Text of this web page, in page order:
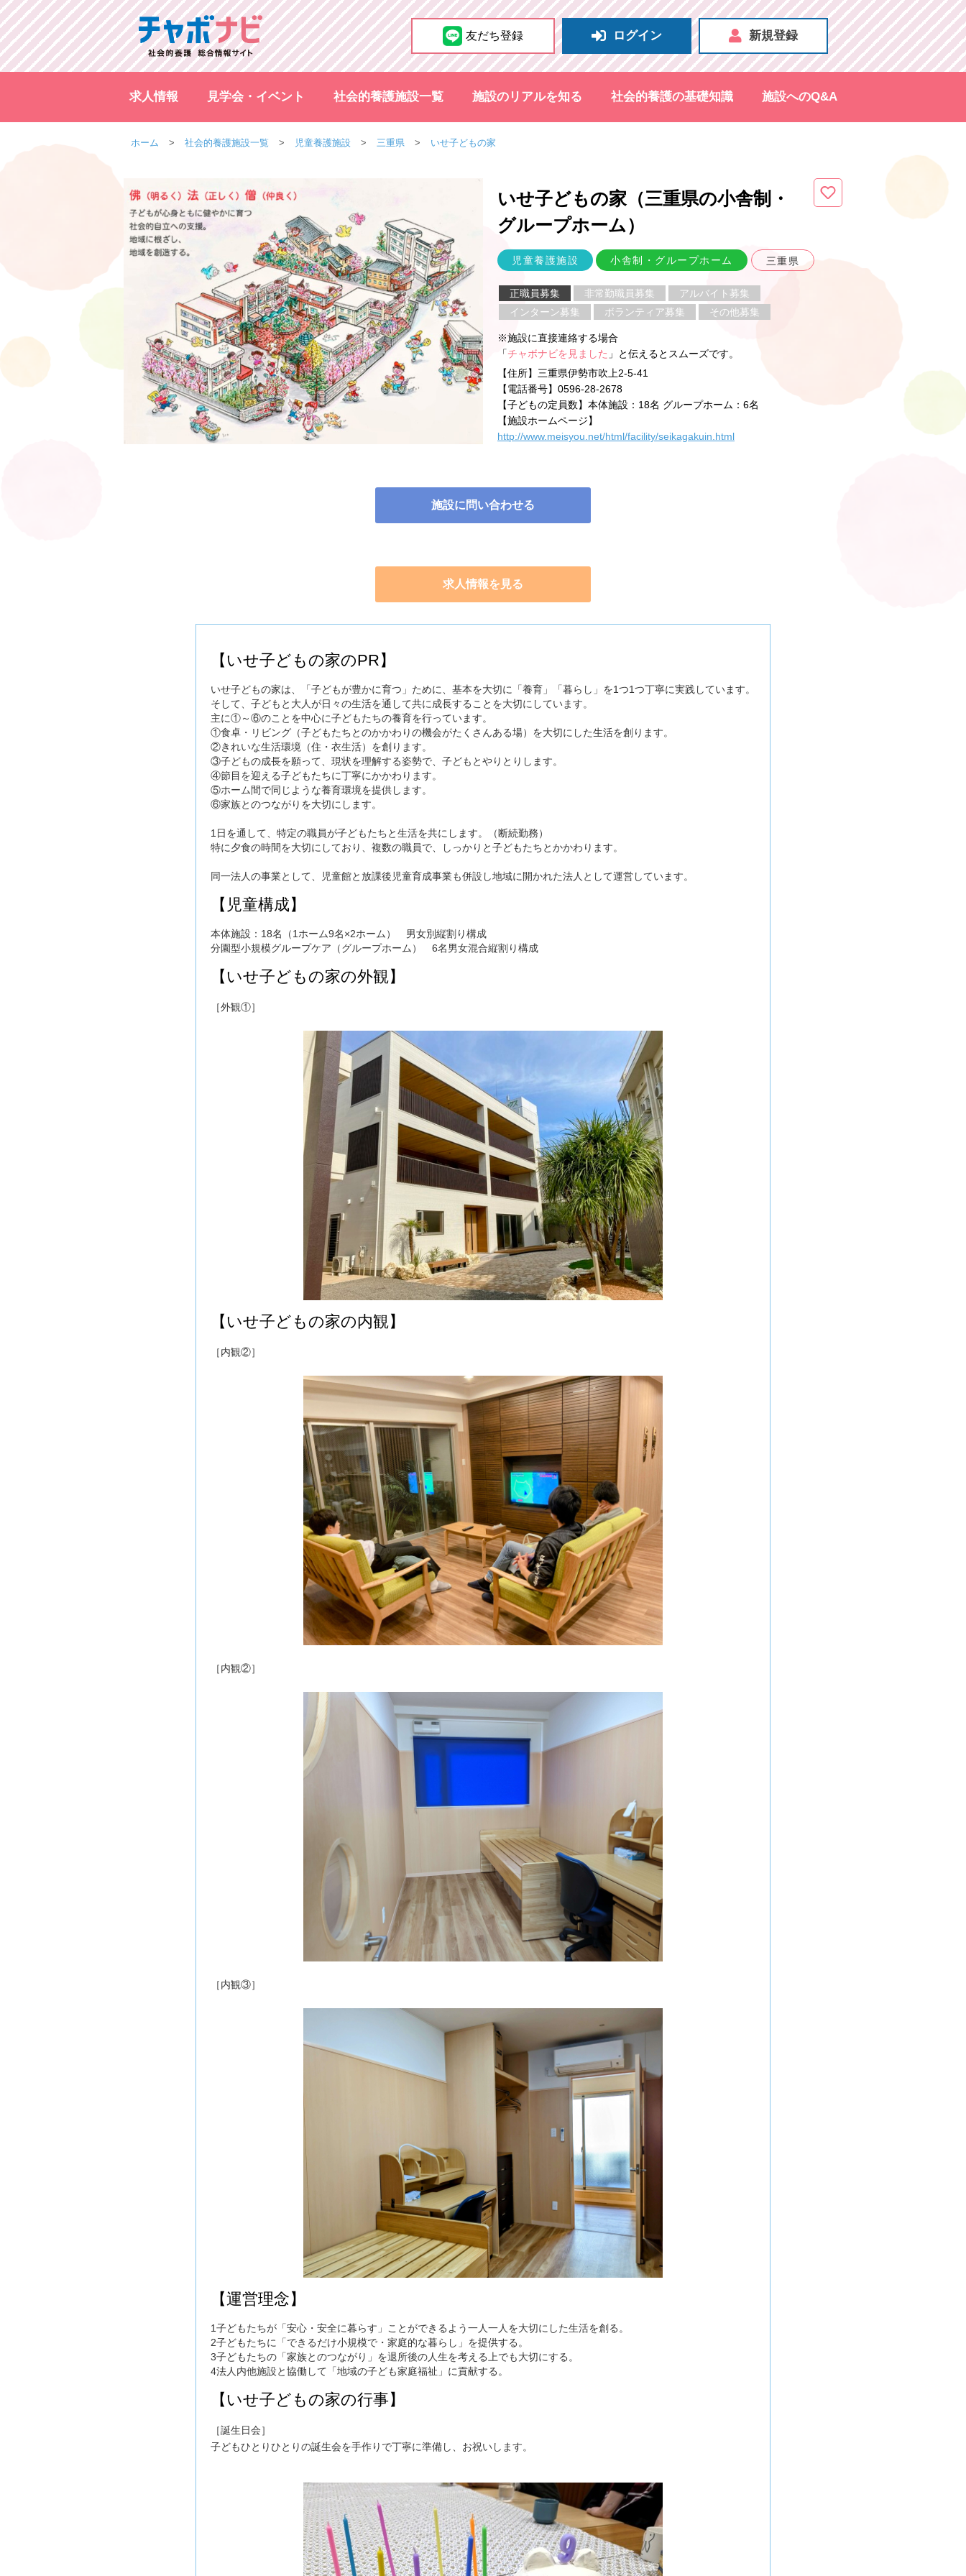
友だち登録 ログイン 新規登録
求人情報 見学会・イベント 社会的養護施設一覧 施設のリアルを知る 社会的養護の基礎知識 施設へのQ&A
ホーム 社会的養護施設一覧 児童養護施設 三重県 いせ子どもの家
いせ子どもの家（三重県の小舎制・
グループホーム）
児童養護施設 小舎制・グループホーム 三重県
正職員募集 非常勤職員募集
アルバイト募集
インターン募集
ボランティア募集 その他募集
※施設に直接連絡する場合
「チャボナビを見ました 」と伝えるとスムーズです。
【住所】 三重県伊勢市吹上2-5-41
【電話番号】 0596-28-2678
【子どもの定員数】 本体施設：18名 グループホーム：6名
【施設ホームページ】
http://www.meisyou.net/html/facility/seikagakuin.html
施設に問い合わせる
求人情報を見る
【いせ子どもの家のPR】
いせ子どもの家は、「子どもが豊かに育つ」ために、基本を大切に「養育」「暮らし」を1つ1つ丁寧に実践しています。
そして、子どもと大人が日々の生活を通して共に成長することを大切にしています。
主に①～⑥のことを中心に子どもたちの養育を行っています。
①食卓・リビング（子どもたちとのかかわりの機会がたくさんある場）を大切にした生活を創ります。
②きれいな生活環境（住・衣生活）を創ります。
③子どもの成長を願って、現状を理解する姿勢で、子どもとやりとりします。
④節目を迎える子どもたちに丁寧にかかわります。
⑤ホーム間で同じような養育環境を提供します。
⑥家族とのつながりを大切にします。
1日を通して、特定の職員が子どもたちと生活を共にします。（断続勤務）
特に夕食の時間を大切にしており、複数の職員で、しっかりと子どもたちとかかわります。
同一法人の事業として、児童館と放課後児童育成事業も併設し地域に開かれた法人として運営しています。
【児童構成】
本体施設：18名（1ホーム9名×2ホーム） 男女別縦割り構成
分園型小規模グループケア（グループホーム） 6名男女混合縦割り構成
【いせ子どもの家の外観】
［外観①］
【いせ子どもの家の内観】
［内観②］
［内観②］
［内観③］
【運営理念】
1子どもたちが「安心・安全に暮らす」ことができるよう一人一人を大切にした生活を創る。
2子どもたちに「できるだけ小規模で・家庭的な暮らし」を提供する。
3子どもたちの「家族とのつながり」を退所後の人生を考える上でも大切にする。
4法人内他施設と協働して「地域の子ども家庭福祉」に貢献する。
【いせ子どもの家の行事】
［誕生日会］
子どもひとりひとりの誕生会を手作りで丁寧に準備し、お祝いします。